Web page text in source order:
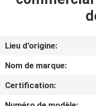
AU
SUJET
NOUS
Lieu d'origine:
Nom de marque:
Certification: